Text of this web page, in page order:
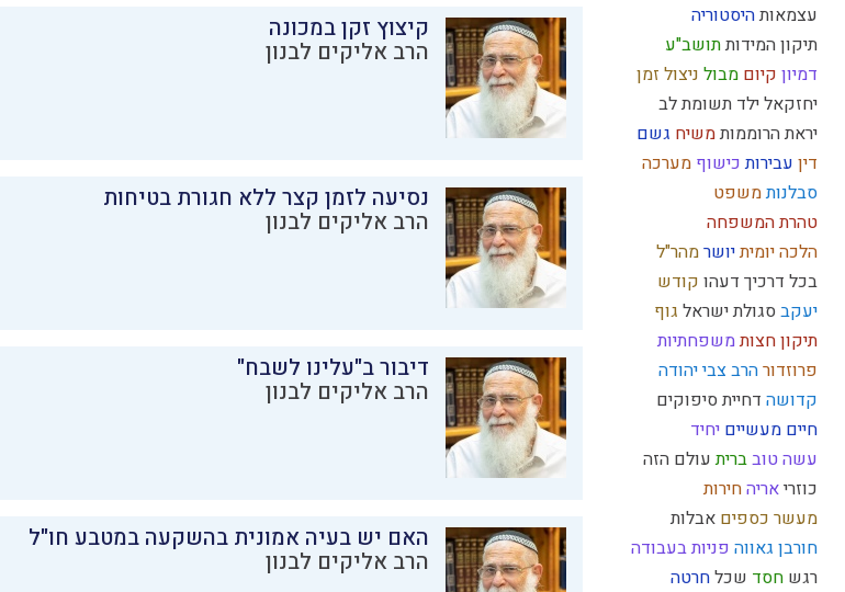
עצמאותהיסטוריה
תיקון המידותתושב"ע
דמיון קיום מבול ניצול זמן
יחזקאלילד תשומת לב
יראת הרוממותמשיח גשם
דין עבירותכישוף מערכה
סבלנותמשפט
טהרת המשפחה
הלכה יומיתיושרמהר"ל
בכל דרכיך דעהו קודש
יעקבסגולת ישראל גוף
תיקון חצותמשפחתיות
פרוזדורהרב צבי יהודה
קדושה דחיית סיפוקים
חיים מעשיים יחיד
עשה טובבריתעולם הזה
כוזריאריהחירות
מעשר כספים אבלות
חורבן גאווה פניות בעבודה
רגש חסד שכלחרטה
קיצוץ זקן במכונה
הרב אליקים לבנון
נסיעה לזמן קצר ללא חגורת בטיחות
הרב אליקים לבנון
דיבור ב"עלינו לשבח"
הרב אליקים לבנון
האם יש בעיה אמונית בהשקעה במטבע חו"ל
הרב אליקים לבנון